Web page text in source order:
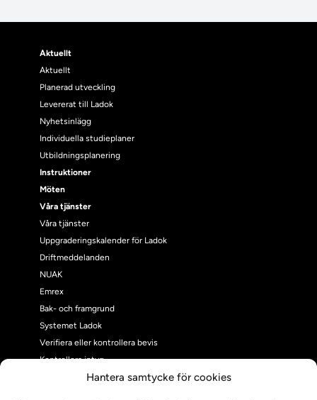
Hantera samtycke för cookies
Aktuellt
Aktuellt
Planerad utveckling
Levererat till Ladok
Nyhetsinlägg
Individuella studieplaner
Utbildningsplanering
Instruktioner
Möten
Våra tjänster
Våra tjänster
Uppgraderingskalender för Ladok
Driftmeddelanden
NUAK
Emrex
Bak- och framgrund
Systemet Ladok
Verifiera eller kontrollera bevis
Kontrollera intyg